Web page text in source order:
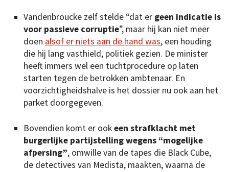
Vandenbroucke zelf stelde “dat er geen indicatie is
voor passieve corruptie”, maar hij kan niet meer
doen alsof er niets aan de hand was, een houding
die hij lang vasthield, politiek gezien. De minister
heeft immers wel een tuchtprocedure op laten
starten tegen de betrokken ambtenaar. En
voorzichtigheidshalve is het dossier nu ook aan het
parket doorgegeven.
Bovendien komt er ookeen strafklacht met
burgerlijke partijstelling wegens “mogelijke
afpersing”, omwille van de tapes die Black Cube,
de detectives van Medista, maakten, waarna de